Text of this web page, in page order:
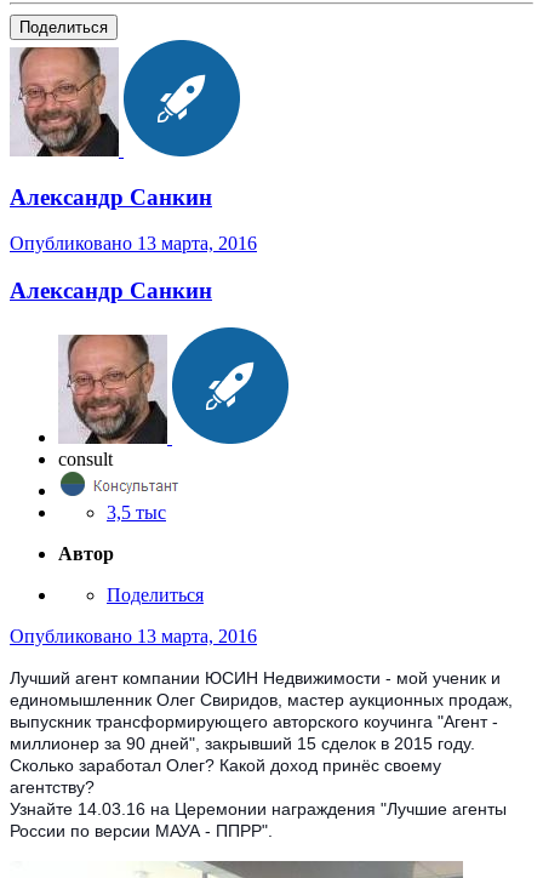
Поделиться
Александр Санкин
Опубликовано 13 марта, 2016
Александр Санкин
consult
3,5 тыс
Автор
Поделиться
Опубликовано 13 марта, 2016
Лучший агент компании ЮСИН Недвижимости - мой ученик и
единомышленник Олег Свиридов, мастер аукционных продаж,
выпускник трансформирующего авторского коучинга "Агент -
миллионер за 90 дней", закрывший 15 сделок в 2015 году.
Сколько заработал Олег? Какой доход принёс своему
агентству?
Узнайте 14.03.16 на Церемонии награждения "Лучшие агенты
России по версии МАУА - ППРР".